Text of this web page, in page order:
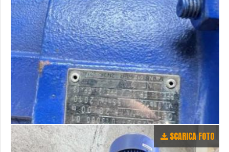
SCARICA FOTO